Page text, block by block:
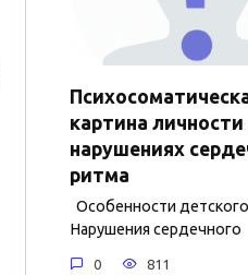
картина личности
нарушениях
ритма
Особенности
Нарушения сердечного
0 811